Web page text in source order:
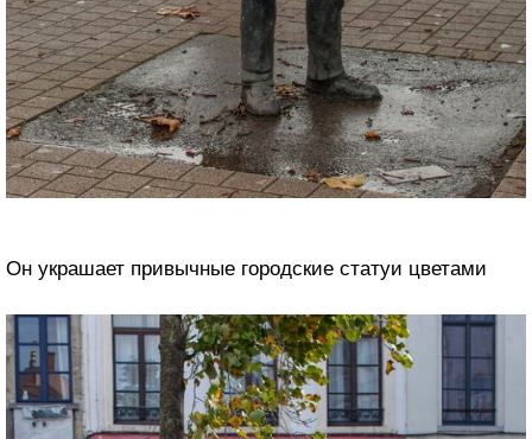
Он украшает привычные городские статуи цветами